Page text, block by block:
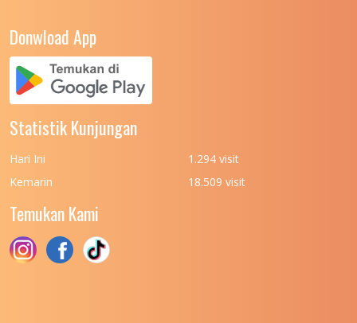
UNIVERSITAS NUSA CENDANA
UNIVERSITAS PADJADJARAN
UNIVERSITAS PATTIMURA
(UPN) VETERAN JAKARTA
UNIVERSITAS PEMBANGUNAN NASIONAL
(UPN) VETERAN JAWA TIMUR
UNIVERSITAS PEMBANGUNAN NASIONAL
Donwload App
Statistik Kunjungan
Hari Ini
1.294 visit
Kemarin
18.509 visit
Temukan Kami